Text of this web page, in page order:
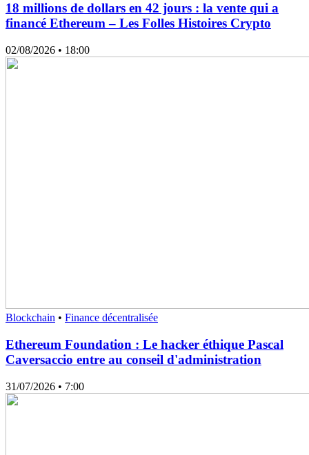
18 millions de dollars en 42 jours : la vente qui a
financé Ethereum – Les Folles Histoires Crypto
02/08/2026 • 18:00
Blockchain • Finance décentralisée
Ethereum Foundation : Le hacker éthique Pascal
Caversaccio entre au conseil d'administration
31/07/2026 • 7:00